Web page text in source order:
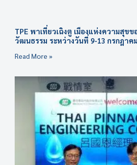
TPE พาเที่ยวเฉิงตู เมืองแห่งความสุข
วัฒนธรรม ระหว่างวันที่ 9-13 กรกฎาค
Read More »